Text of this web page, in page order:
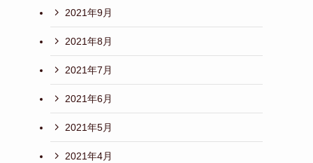
2021年9月
2021年8月
2021年7月
2021年6月
2021年5月
2021年4月